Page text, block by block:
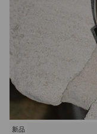
新品